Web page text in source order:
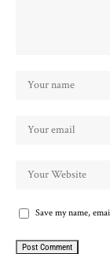
Save my name,